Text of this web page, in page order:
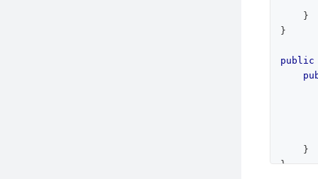
}
public
}